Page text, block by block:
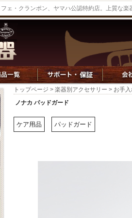
ェ・クランポン、ヤマハ公認特約店。上質な
トップページ > 楽器別アクセサリー > お手
ノナカ パッドガード
ケア用品 パッドガード